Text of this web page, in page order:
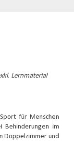
Lernmaterial
für Menschen
Behinderungen im
Doppelzimmer und